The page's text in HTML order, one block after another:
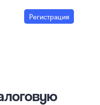
Регистрация